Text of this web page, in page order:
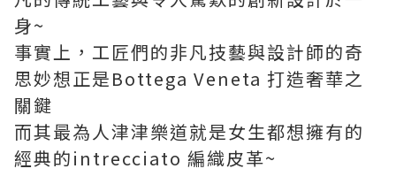
身~
事實上，工匠們的非凡技藝與設計師的奇
思妙想正是Bottega Veneta 打造奢華之
關鍵
而其最為人津津樂道就是女生都想擁有的
經典的intrecciato 編織皮革~